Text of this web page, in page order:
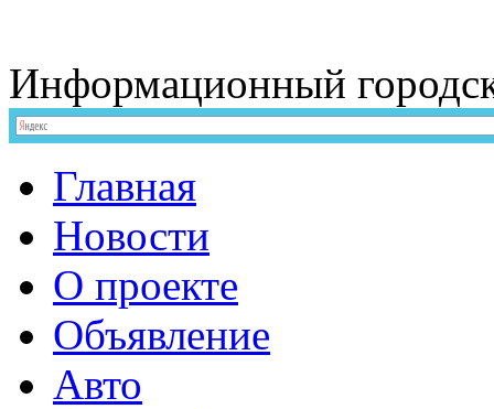
Информационный
Главная
Новости
О проекте
Объявление
Авто